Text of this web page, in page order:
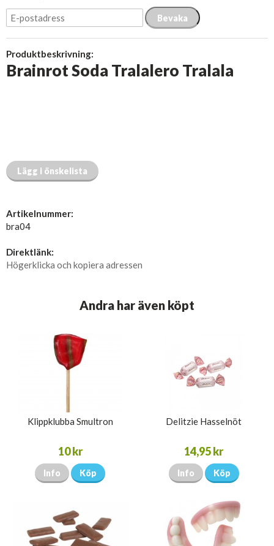
Bevaka
Produktbeskrivning:
Brainrot Soda Tralalero Tralala
Lägg i önskelista
Artikelnummer:
bra04
Direktlänk:
Högerklicka och kopiera adressen
Andra har även köpt
Klippklubba Smultron
10 kr
Info Köp
Delitzie Hasselnöt
14,95 kr
Info Köp